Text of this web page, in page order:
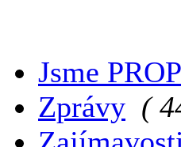
Jsme
Zprávy (